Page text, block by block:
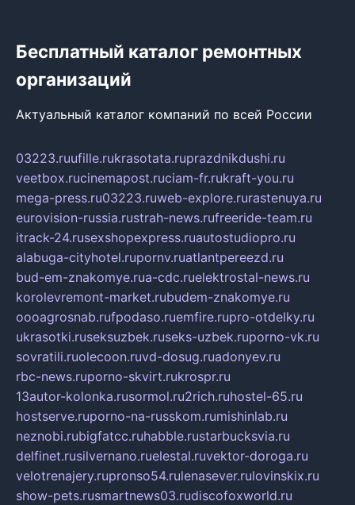
Бесплатный каталог ремонтных
организаций
Актуальный каталог компаний по всей России
03223.ruufille.rukrasotata.ruprazdnikdushi.ru
veetbox.rucinemapost.ruciam-fr.rukraft-you.ru
mega-press.ru03223.ruweb-explore.rurastenuya.ru
eurovision-russia.rustrah-news.rufreeride-team.ru
itrack-24.rusexshopexpress.ruautostudiopro.ru
alabuga-cityhotel.rupornv.ruatlantpereezd.ru
bud-em-znakomye.rua-cdc.ruelektrostal-news.ru
korolevremont-market.rubudem-znakomye.ru
oooagrosnab.rufpodaso.ruemfire.rupro-otdelky.ru
ukrasotki.ruseksuzbek.ruseks-uzbek.ruporno-vk.ru
sovratili.ruolecoon.ruvd-dosug.ruadonyev.ru
rbc-news.ruporno-skvirt.rukrospr.ru
13autor-kolonka.rusormol.ru2rich.ruhostel-65.ru
hostserve.ruporno-na-russkom.rumishinlab.ru
neznobi.rubigfatcc.ruhabble.rustarbucksvia.ru
delfinet.rusilvernano.ruelestal.ruvektor-doroga.ru
velotrenajery.rupronso54.rulenasever.rulovinskix.ru
show-pets.rusmartnews03.rudiscofoxworld.ru